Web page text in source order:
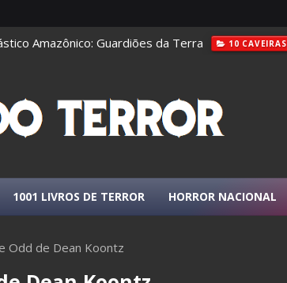
Amazônico: Guardiões da Terra 10 CAVEIRAS
1001 LIVROS DE TERROR HORROR NACIONAL
Odd de Dean Koontz